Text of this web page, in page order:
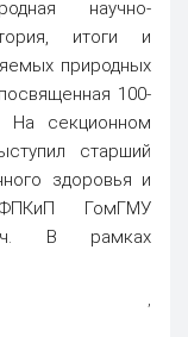
научно-
итоги и
природных
100-
На секционном
старший
здоровья и
ГомГМУ
В рамках